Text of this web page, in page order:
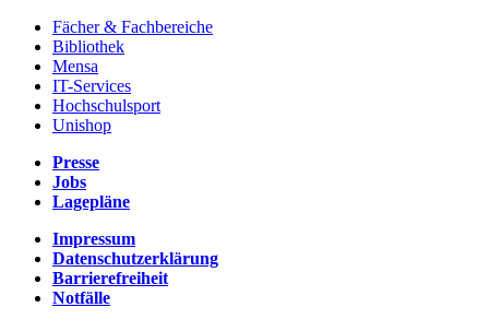
Fächer & Fachbereiche
Bibliothek
Mensa
IT-Services
Hochschulsport
Unishop
Presse
Jobs
Lagepläne
Impressum
Datenschutzerklärung
Barrierefreiheit
Notfälle